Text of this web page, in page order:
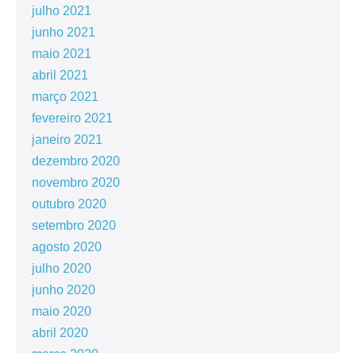
julho 2021
junho 2021
maio 2021
abril 2021
março 2021
fevereiro 2021
janeiro 2021
dezembro 2020
novembro 2020
outubro 2020
setembro 2020
agosto 2020
julho 2020
junho 2020
maio 2020
abril 2020